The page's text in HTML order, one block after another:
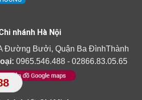
nhánh Hà Nội
Đường Bưởi, Quận Ba ĐìnhThành
0965.546.488 - 02866.83.05.65